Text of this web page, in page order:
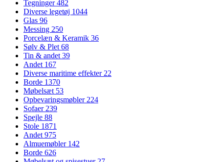
Tegninger482
Diverse legetøj 1044
Glas 96
Messing 250
Porcelæn & Keramik 36
Sølv & Plet 68
Tin & andet 39
Andet 167
Diverse maritime effekter 22
Borde 1370
Møbelsæt 53
Opbevaringsmøbler 224
Sofaer 239
Spejle 88
Stole 1871
Andet 975
Almuemøbler 142
Borde 626